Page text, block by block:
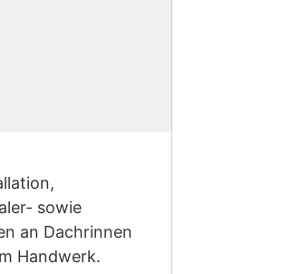
sowie
an Dachrinnen
Handwerk.